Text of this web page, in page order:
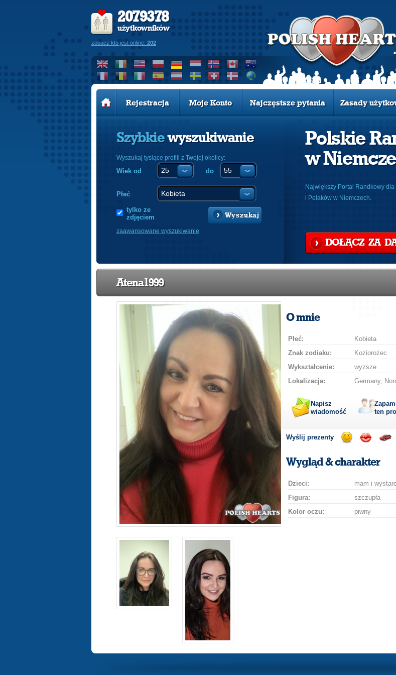
2079378
użytkowników
zobacz kto jest online: 202
Rejestracja Moje Konto Najczęstsze pytania Zasady
Szybkiewyszukiwanie
Wyszukaj tysiące profili z Twojej okolicy:
Wiek od do
Płeć
tylko ze
zdjęciem
Wyszukaj
zaawansowane wyszukiwanie
Polskie
w
Największy Portal Randkowy dla
i Polaków w Niemczech.
DOŁĄCZ ZA
Atena1999
O mnie
Płeć: Kobieta
Znak zodiaku:
Koziorożec
Wykształcenie:
wyższe
Lokalizacja:
Germany,
Napisz
wiadomość
ten
Wyślij prezenty
uśmiechbuziaka
Wygląd & charakter
Dzieci: mam i
Figura:
szczupła
Kolor oczu:
piwny